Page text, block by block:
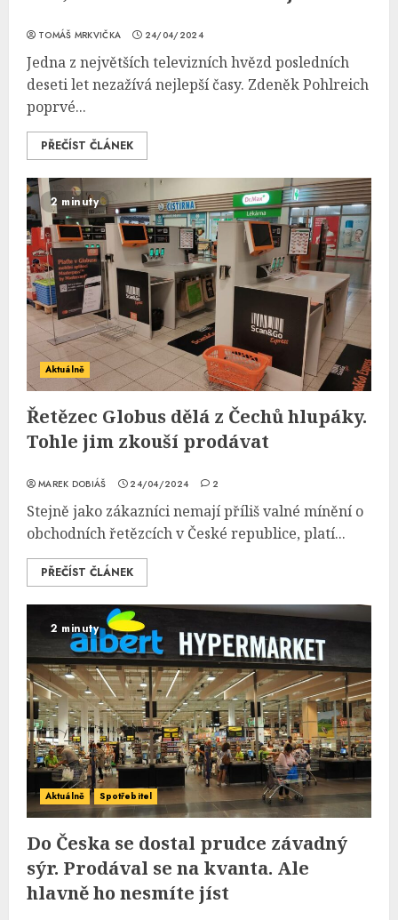
TOMÁŠ MRKVIČKA 24/04/2024
Jedna z největších televizních hvězd posledních
deseti let nezažívá nejlepší časy. Zdeněk Pohlreich
poprvé...
PŘEČÍST ČLÁNEK
2 minuty
Aktuálně
Řetězec Globus dělá z Čechů hlupáky.
Tohle jim zkouší prodávat
MAREK DOBIÁŠ 24/04/2024 2
Stejně jako zákazníci nemají příliš valné mínění o
obchodních řetězcích v České republice, platí...
PŘEČÍST ČLÁNEK
2 minuty
Aktuálně Spotřebitel
Do Česka se dostal prudce závadný
sýr. Prodával se na kvanta. Ale
hlavně ho nesmíte jíst